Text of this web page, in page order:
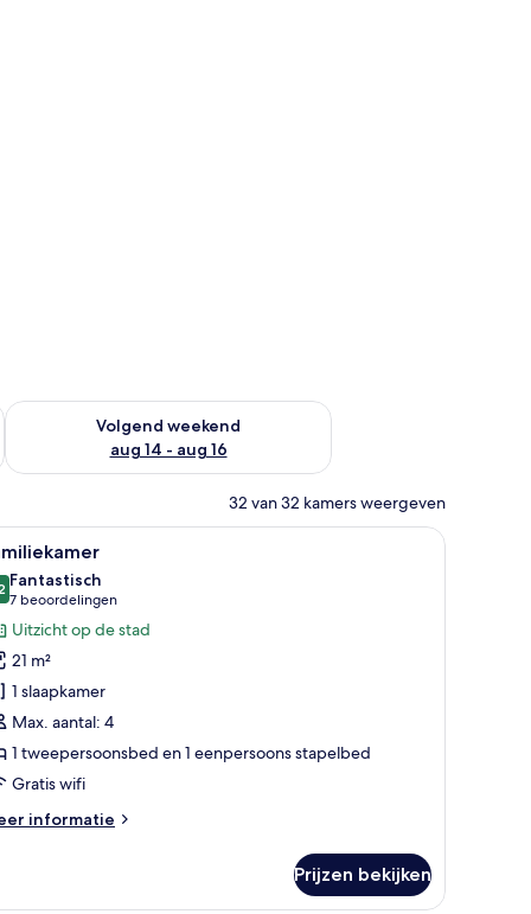
weekend aug 7 - aug 9
Volgend weekend
aug 14 - aug 16
De beschikbaarheid controleren voor volgend weekend aug
32 van 32 kamers weergeven
bureau, een stoel, een groot raam met uitzicht en een schilderij aan de
Een moderne hotelkamer met een
6
van 10
Fantastisch
7 beoordelingen
(7
beoordelingen)
Uitzicht op de stad
21 m²
1 slaapkamer
Max. aantal: 4
1 tweepersoonsbed en 1 eenpersoons stapelbed
Gratis wifi
informatie
Prijzen bekijken